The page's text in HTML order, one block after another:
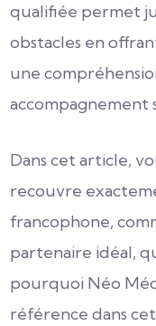
qualifiée permet
obstacles en
une
accompagnement
Dans cet article,
recouvre
francophone,
partenaire idéal,
pourquoi Néo
référence dans